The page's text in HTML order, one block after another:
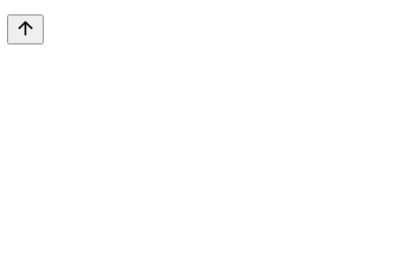
arrow_upward